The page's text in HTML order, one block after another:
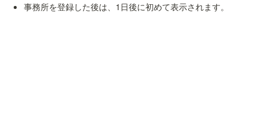
事務所を登録した後は、1日後に初めて表示されます。